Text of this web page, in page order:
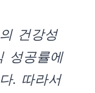
건강성
성공률에
. 따라서